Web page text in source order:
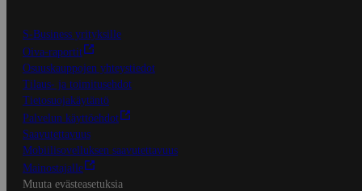
S-Business yrityksille
Oiva-raportit
Osuuskauppojen yhteystiedot
Tilaus- ja toimitusehdot
Tietosuojakäytäntö
Palvelun käyttöehdot
Saavutettavuus
Mobiilisovelluksen saavutettavuus
Mainostajalle
Muuta evästeasetuksia